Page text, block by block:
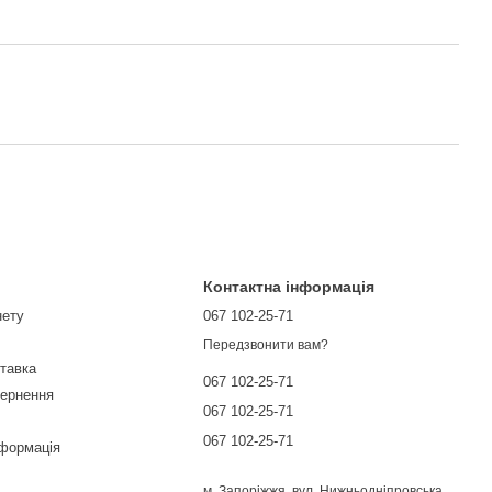
Контактна інформація
067 102-25-71
Передзвонити вам?
067 102-25-71
067 102-25-71
067 102-25-71